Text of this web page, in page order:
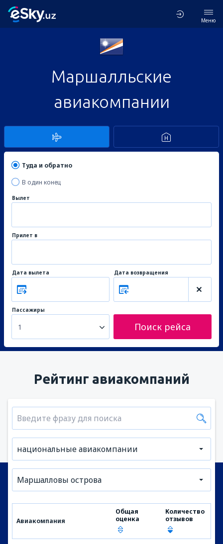
Меню
Маршалльские
авиакомпании
Туда и обратно
В один конец
Вылет
Прилет в
Дата вылета Дата возвращения
Пассажиры
1 Поиск рейса
Рейтинг авиакомпаний
национальные авиакомпании
Маршалловы острова
Авиакомпания
Общая
оценка
Количество
отзывов